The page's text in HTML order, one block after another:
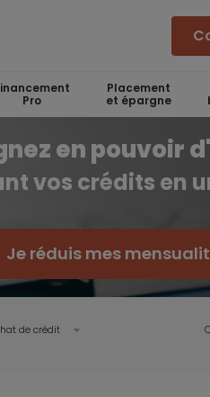
Pro
Placement
et épargne
en pouvoir
vos crédits en
Je réduis mes
de crédit